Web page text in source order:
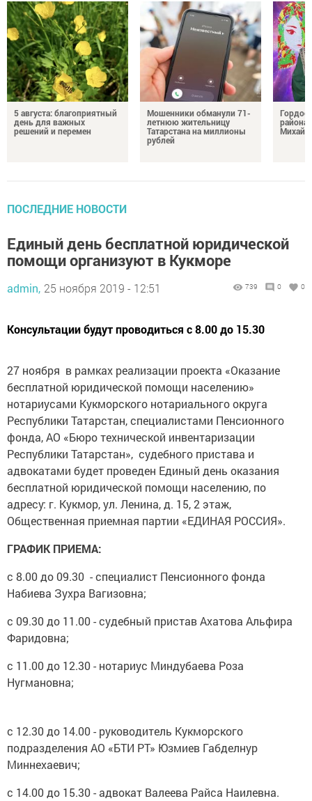
5 августа: благоприятный
день для важных
решений и перемен
Мошенники обманули 71-
летнюю жительницу
Татарстана на миллионы
рублей
ПОСЛЕДНИЕ НОВОСТИ
Единый день бесплатной юридической
помощи организуют в Кукморе
admin, 25 ноября 2019 - 12:51 739 0 0
Консультации будут проводиться с 8.00 до 15.30
27 ноября в рамках реализации проекта «Оказание
бесплатной юридической помощи населению»
нотариусами Кукморского нотариального округа
Республики Татарстан, специалистами Пенсионного
фонда, АО «Бюро технической инвентаризации
Республики Татарстан», судебного пристава и
адвокатами будет проведен Единый день оказания
бесплатной юридической помощи населению, по
адресу: г. Кукмор, ул. Ленина, д. 15, 2 этаж,
Общественная приемная партии «ЕДИНАЯ РОССИЯ».
ГРАФИК ПРИЕМА:
с 8.00 до 09.30 - специалист Пенсионного фонда
Набиева Зухра Вагизовна;
с 09.30 до 11.00 - судебный пристав Ахатова Альфира
Фаридовна;
с 11.00 до 12.30 - нотариус Миндубаева Роза
Нугмановна;
с 12.30 до 14.00 - руководитель Кукморского
подразделения АО «БТИ РТ» Юзмиев Габделнур
Миннехаевич;
с 14.00 до 15.30 - адвокат Валеева Райса Наилевна.